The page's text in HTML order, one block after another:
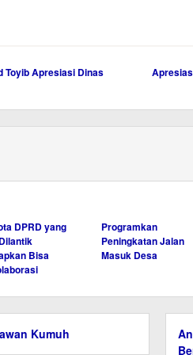
Toyib Apresiasi Dinas
DPRD yang
Bisa
Programkan
Peningkatan Jalan
Masuk Desa
Kumuh